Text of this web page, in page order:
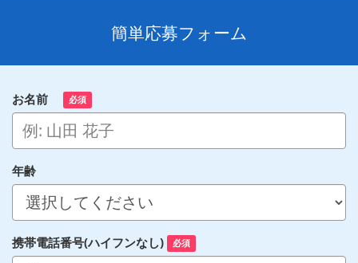
簡単応募フォーム
お名前 必須
年齢
携帯電話番号(ハイフンなし) 必須